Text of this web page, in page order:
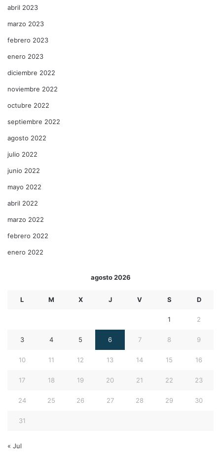
abril 2023
marzo 2023
febrero 2023
enero 2023
diciembre 2022
noviembre 2022
octubre 2022
septiembre 2022
agosto 2022
julio 2022
junio 2022
mayo 2022
abril 2022
marzo 2022
febrero 2022
enero 2022
agosto 2026
L M X J V S D
1 2
3 4 5 6 7 8 9
10 11 12 13 14 15 16
17 18 19 20 21 22 23
24 25 26 27 28 29 30
31
« Jul